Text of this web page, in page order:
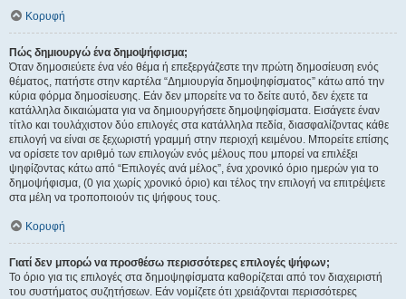
Κορυφή
Πώς δημιουργώ ένα δημοψήφισμα;
Όταν δημοσιεύετε ένα νέο θέμα ή επεξεργάζεστε την πρώτη δημοσίευση ενός
θέματος, πατήστε στην καρτέλα “Δημιουργία δημοψηφίσματος” κάτω από την
κύρια φόρμα δημοσίευσης. Εάν δεν μπορείτε να το δείτε αυτό, δεν έχετε τα
κατάλληλα δικαιώματα για να δημιουργήσετε δημοψηφίσματα. Εισάγετε έναν
τίτλο και τουλάχιστον δύο επιλογές στα κατάλληλα πεδία, διασφαλίζοντας κάθε
επιλογή να είναι σε ξεχωριστή γραμμή στην περιοχή κειμένου. Μπορείτε επίσης
να ορίσετε τον αριθμό των επιλογών ενός μέλους που μπορεί να επιλέξει
ψηφίζοντας κάτω από “Επιλογές ανά μέλος”, ένα χρονικό όριο ημερών για το
δημοψήφισμα, (0 για χωρίς χρονικό όριο) και τέλος την επιλογή να επιτρέψετε
στα μέλη να τροποποιούν τις ψήφους τους.
Κορυφή
Γιατί δεν μπορώ να προσθέσω περισσότερες επιλογές ψήφων;
Το όριο για τις επιλογές στα δημοψηφίσματα καθορίζεται από τον διαχειριστή
του συστήματος συζητήσεων. Εάν νομίζετε ότι χρειάζονται περισσότερες